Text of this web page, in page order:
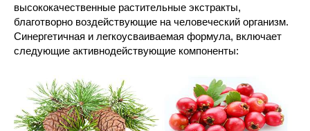
высококачественные растительные экстракты,
благотворно воздействующие на человеческий организм.
Синергетичная и легкоусваиваемая формула, включает
следующие активнодействующие компоненты: